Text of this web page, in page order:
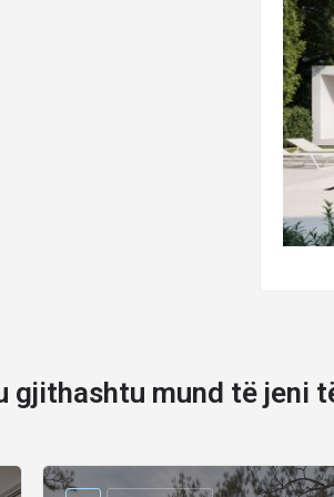
gjithashtu mund të jeni